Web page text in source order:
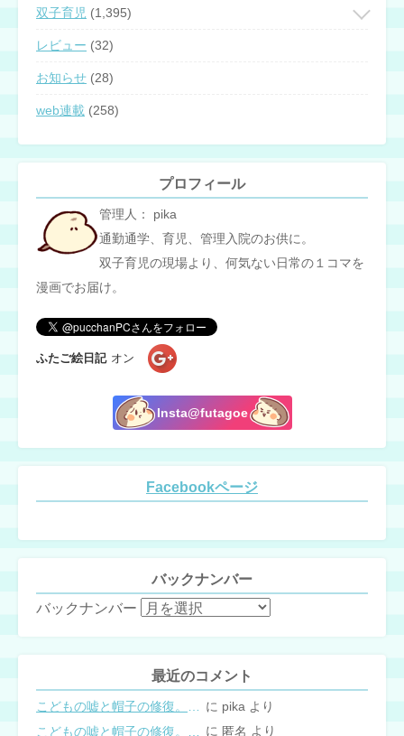
双子育児 (1,395)
レビュー (32)
お知らせ (28)
web連載 (258)
プロフィール
管理人： pika
通勤通学、育児、管理入院のお供に。
双子育児の現場より、何気ない日常の１コマを
漫画でお届け。
ふたご絵日記 オン
Insta@futagoe
Facebookページ
バックナンバー
バックナンバー
最近のコメント
こどもの嘘と帽子の修復。キャップのツバが破れた時の直し方 に pika より
こどもの嘘と帽子の修復。キャップのツバが破れた時の直し方 に 匿名 より